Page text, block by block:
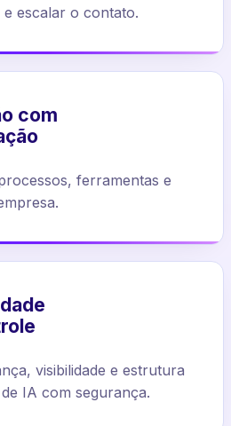
escalar o contato.
com
ferramentas e
visibilidade e estrutura
IA com segurança.